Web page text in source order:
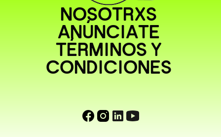
NOSOTRXS
ANÚNCIATE
TÉRMINOS Y
CONDICIONES